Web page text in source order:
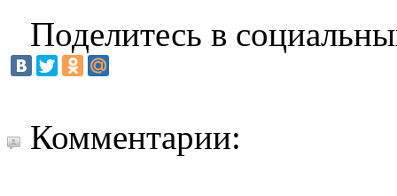
Поделитесь в
Комментарии: